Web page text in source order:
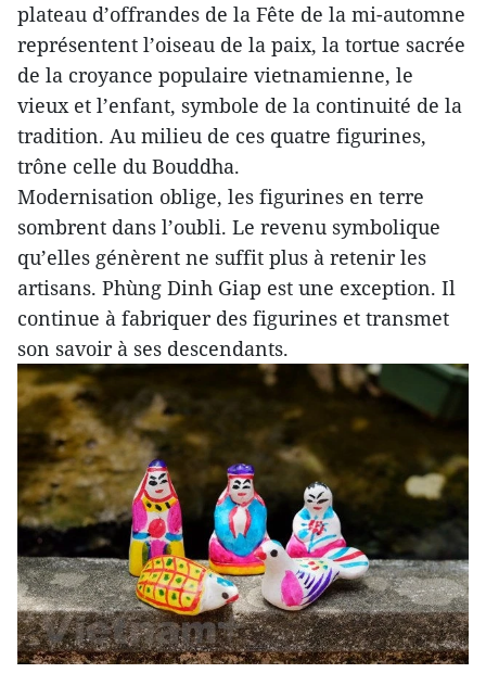
plateau d’offrandes de la Fête de la mi-automne
représentent l’oiseau de la paix, la tortue sacrée
de la croyance populaire vietnamienne, le
vieux et l’enfant, symbole de la continuité de la
tradition. Au milieu de ces quatre figurines,
trône celle du Bouddha.
Modernisation oblige, les figurines en terre
sombrent dans l’oubli. Le revenu symbolique
qu’elles génèrent ne suffit plus à retenir les
artisans. Phùng Dinh Giap est une exception. Il
continue à fabriquer des figurines et transmet
son savoir à ses descendants.